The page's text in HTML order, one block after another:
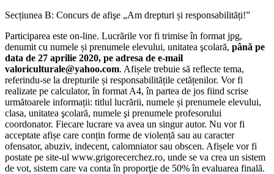
Secțiunea B: Concurs de afişe „Am drepturi și responsabilități!”
Participarea este on-line. Lucrările vor fi trimise în format jpg,
denumit cu numele și prenumele elevului, unitatea şcolară, până pe
data de 27 aprilie 2020, pe adresa de e-mail
valoriculturale@yahoo.com. Afișele trebuie să reflecte tema,
referindu-se la drepturile și responsabilitățile cetățenilor. Vor fi
realizate pe calculator, în format A4, în partea de jos fiind scrise
următoarele informații: titlul lucrării, numele și prenumele elevului,
clasa, unitatea şcolară, numele şi prenumele profesorului
coordonator. Fiecare lucrare va avea un singur autor. Nu vor fi
acceptate afișe care conțin forme de violență sau au caracter
ofensator, abuziv, indecent, calomniator sau obscen. Afișele vor fi
postate pe site-ul www.grigorecerchez.ro, unde se va crea un sistem
de vot, sistem care va conta în proporţie de 50% în evaluarea finală.